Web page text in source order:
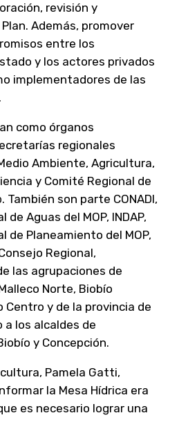
revisión y
Además, promover
entre los
y los actores privados
implementadores de las
como órganos
regionales
Ambiente, Agricultura,
y Comité Regional de
También son parte CONADI,
de Aguas del MOP, INDAP,
de Planeamiento del MOP,
Consejo Regional,
las agrupaciones de
Norte, Biobío
Centro y de la provincia de
a los alcaldes de
y Concepción.
Pamela Gatti,
la Mesa Hídrica era
es necesario lograr una